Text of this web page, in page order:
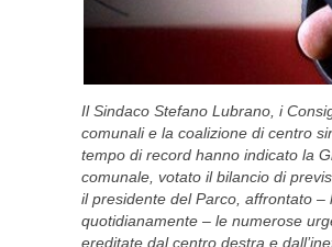
Il Sindaco Stefano Lubrano, i
comunali e la coalizione di centro
tempo di record hanno indicato la
comunale, votato il bilancio di
il presidente del Parco, affrontato –
quotidianamente – le numerose
ereditate dal centro destra e